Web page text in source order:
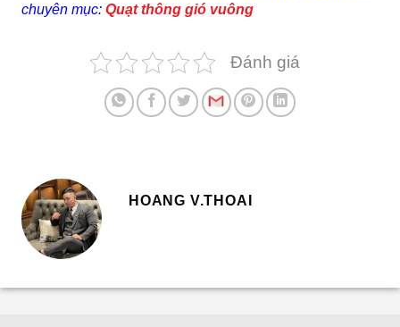
chuyên mục: Quạt thông gió vuông
Đánh giá
HOANG V.THOAI